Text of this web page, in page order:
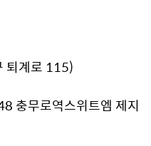
퇴계로 115)
충무로역스위트엠 제지